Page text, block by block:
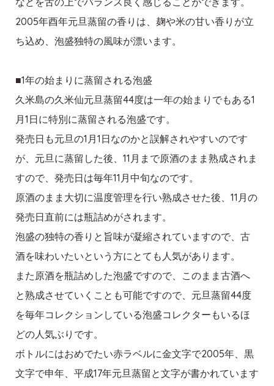
2005年酉年元旦蒸留の香りは、麹や米の甘い香りが立
ち込め、泡盛独特の風味が漂います。
■1年の始まりに蒸留される泡盛
久米島の久米仙元旦蒸留44度は一年の始まりでもある1
月1日に特別に蒸留される泡盛です。
発売日も元旦の1月1日なのかと誤解されやすいのです
が、元旦に蒸留した後、11月まで原酒のまま熟成されま
すので、発売日は毎年11月中旬なのです。
原酒のまま大切に温度管理を行い熟成させた後、11月の
発売日直前には瓶詰めがされます。
泡盛の独特の香りと旨味が凝縮されていますので、古
酒を味わいたいという方にとても人気があります。
また原酒を瓶詰めした泡盛ですので、このまま古酒へ
と熟成させていくことも可能ですので、元旦蒸留44度
を毎年コレクションしている泡盛コレクターもいるほ
どの人気ぶりです。
ボトルにはおめでたい赤ラベルに金文字で2005年、黒
文字で申年、平成17年元旦蒸留と文字が書かれています